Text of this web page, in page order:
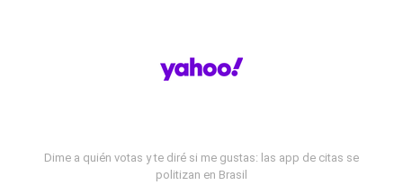
Dime a quién votas y te diré si me gustas: las app de citas se
politizan en Brasil